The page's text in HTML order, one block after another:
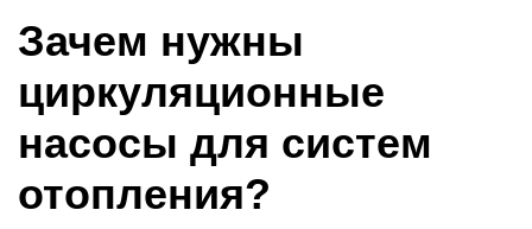
Зачем нужны
циркуляционные
насосы для систем
отопления?